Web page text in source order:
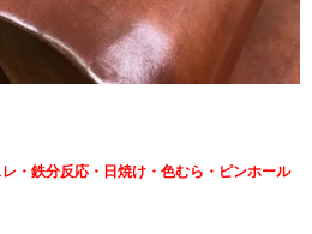
・鉄分反応・日焼け・色むら・ピンホール